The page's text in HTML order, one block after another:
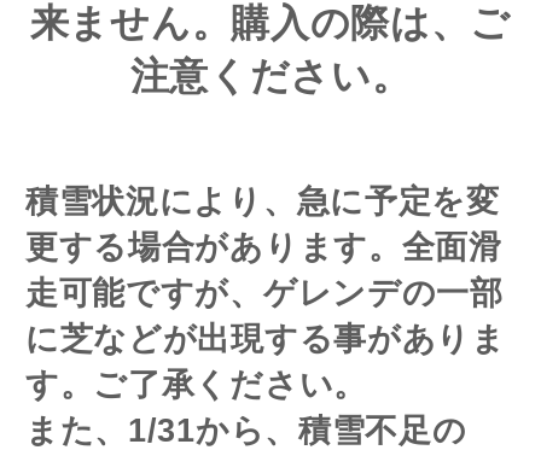
来ません。購入の際は、ご
注意ください。
積雪状況により、急に予定を変
更する場合があります。全面滑
走可能ですが、ゲレンデの一部
に芝などが出現する事がありま
す。ご了承ください。
また、1/31から、積雪不足の